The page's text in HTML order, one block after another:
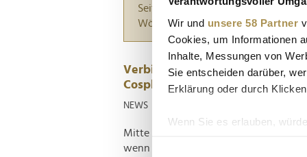
Wir und unsere 58 Partner
Cookies, um Informationen
Inhalte, Messungen von
Sie entscheiden darüber,
Erklärung oder durch
Wenn Sie es erlauben,
Seiten suchen, die genau diese
Wörter zwischen
Verbindung statt Fremdkörper:
Cosplay-Charaktere
NEWS
Mitte Oktober stellt Hamburg den
wenn die dritte Ausgabe der Manga-,